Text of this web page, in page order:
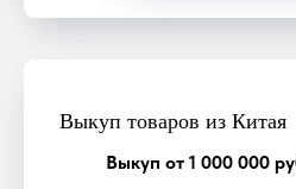
Выкуп товаров из Китая
Выкуп от 1 000 000